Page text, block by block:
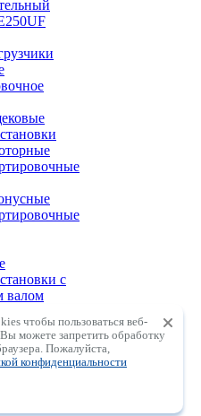
с
валом
установки
комбайны
чтобы пользоваться веб-
можете запретить обработку
Пожалуйста,
конфиденциальности